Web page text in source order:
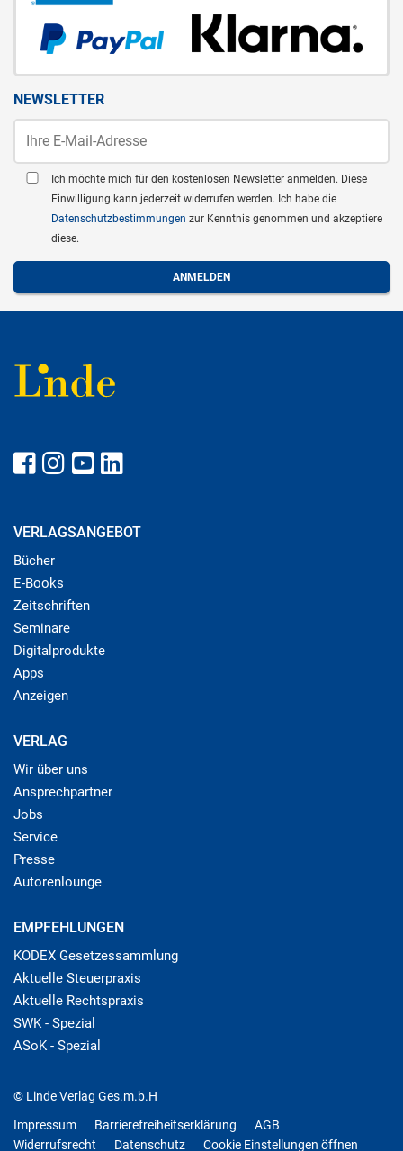
NEWSLETTER
Ich möchte mich für den kostenlosen Newsletter anmelden. Diese
Einwilligung kann jederzeit widerrufen werden. Ich habe die
Datenschutzbestimmungen zur Kenntnis genommen und akzeptiere
diese.
VERLAGSANGEBOT
Bücher
E-Books
Zeitschriften
Seminare
Digitalprodukte
Apps
Anzeigen
VERLAG
Wir über uns
Ansprechpartner
Jobs
Service
Presse
Autorenlounge
EMPFEHLUNGEN
KODEX Gesetzessammlung
Aktuelle Steuerpraxis
Aktuelle Rechtspraxis
SWK - Spezial
ASoK - Spezial
© Linde Verlag Ges.m.b.H
Impressum
Barrierefreiheitserklärung
AGB
Widerrufsrecht
Datenschutz Cookie Einstellungen öffnen